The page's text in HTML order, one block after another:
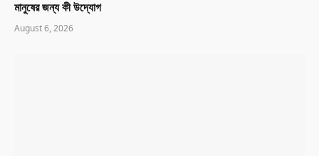
মানুষের জন্য কী উদ্যোগ
August 6, 2026